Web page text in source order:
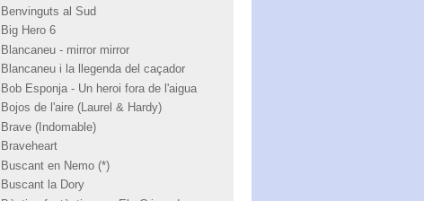
Benvinguts al Sud
Big Hero 6
Blancaneu - mirror mirror
Blancaneu i la llegenda del caçador
Bob Esponja - Un heroi fora de l'aigua
Bojos de l'aire (Laurel & Hardy)
Brave (Indomable)
Braveheart
Buscant en Nemo (*)
Buscant la Dory